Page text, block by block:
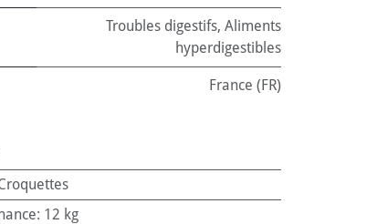
Troubles digestifs, Aliments
hyperdigestibles
France (FR)
: 12 kg